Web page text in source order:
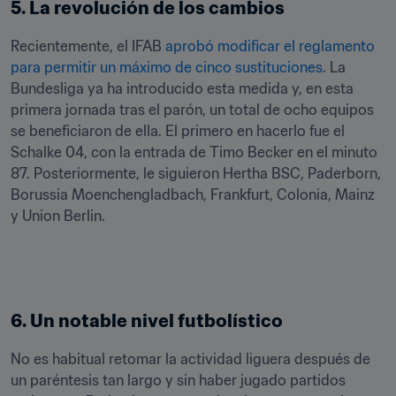
5. La revolución de los cambios
Recientemente, el IFAB aprobó modificar el reglamento
para permitir un máximo de cinco sustituciones. La
Bundesliga ya ha introducido esta medida y, en esta
primera jornada tras el parón, un total de ocho equipos
se beneficiaron de ella. El primero en hacerlo fue el
Schalke 04, con la entrada de Timo Becker en el minuto
87. Posteriormente, le siguieron Hertha BSC, Paderborn,
Borussia Moenchengladbach, Frankfurt, Colonia, Mainz
y Union Berlin.
6. Un notable nivel futbolístico
No es habitual retomar la actividad liguera después de
un paréntesis tan largo y sin haber jugado partidos